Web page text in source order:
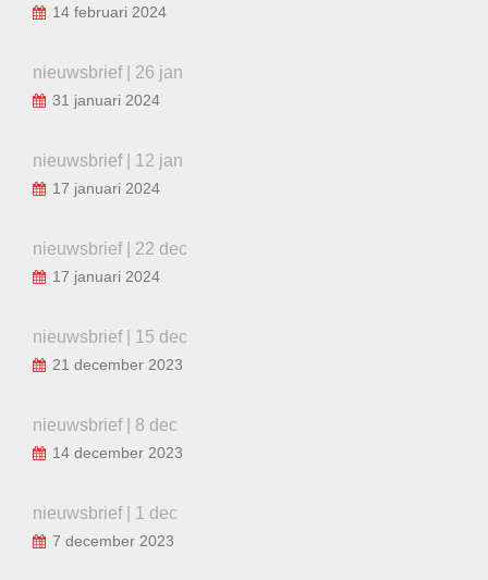
14 februari 2024
nieuwsbrief | 26 jan
31 januari 2024
nieuwsbrief | 12 jan
17 januari 2024
nieuwsbrief | 22 dec
17 januari 2024
nieuwsbrief | 15 dec
21 december 2023
nieuwsbrief | 8 dec
14 december 2023
nieuwsbrief | 1 dec
7 december 2023